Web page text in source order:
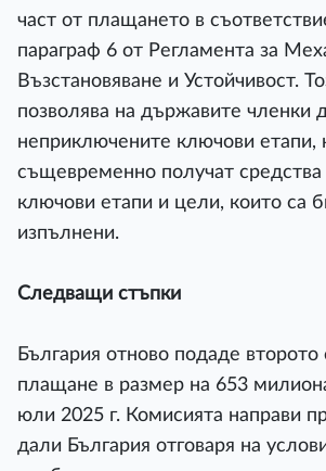
част от плащането в
параграф 6 от Регламента за
Възстановяване и Устойчивост.
позволява на държавите членки
неприключените ключови етапи,
същевременно получат средства
ключови етапи и цели, които са
изпълнени.
Следващи стъпки
България отново подаде второто
плащане в размер на 653
юли 2025 г. Комисията направи
дали България отговаря на